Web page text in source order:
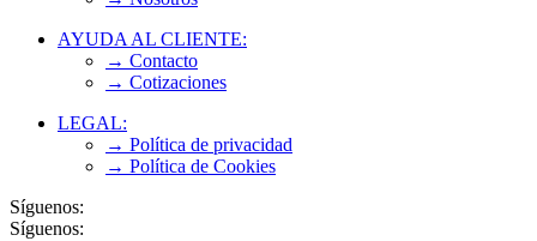
AYUDA AL CLIENTE:
→ Contacto
→ Cotizaciones
LEGAL:
→ Política de privacidad
→ Política de Cookies
Síguenos:
Síguenos: